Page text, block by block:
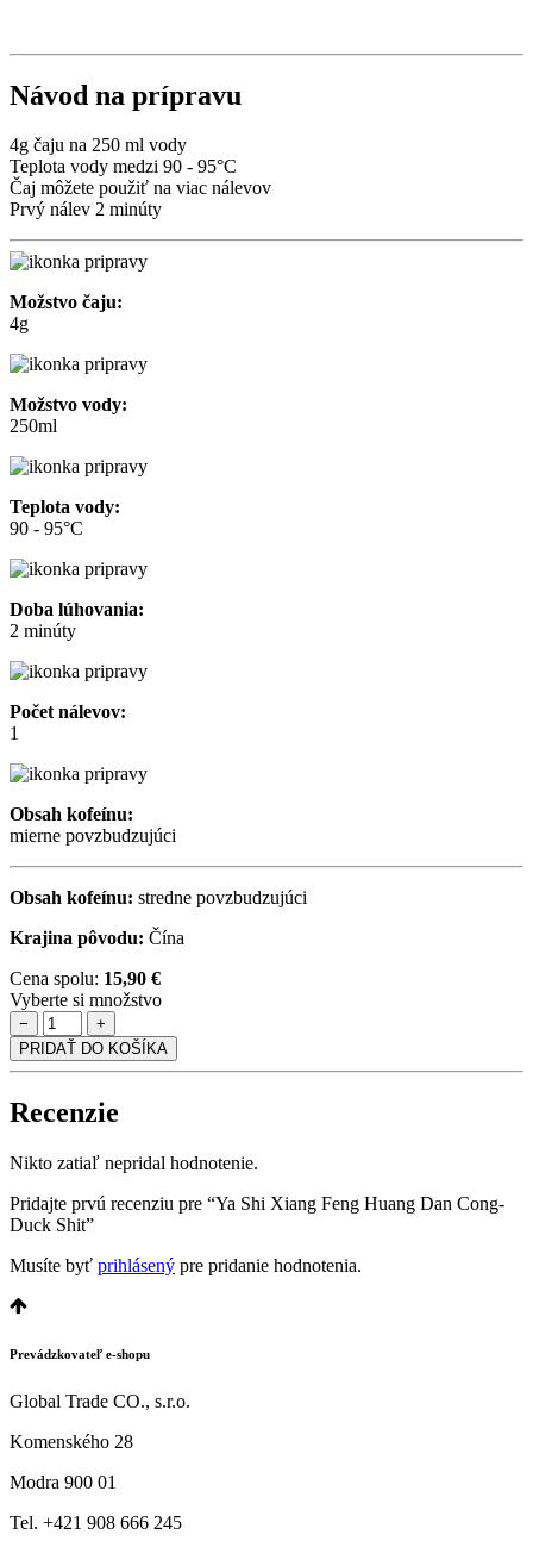
Návod na prípravu
4g čaju na 250 ml vody
Teplota vody medzi 90 - 95°C
Čaj môžete použiť na viac nálevov
Prvý nálev 2 minúty
Možstvo čaju:
4g
Možstvo vody:
250ml
Teplota vody:
90 - 95°C
Doba lúhovania:
2 minúty
Počet nálevov:
1
Obsah kofeínu:
mierne povzbudzujúci
Obsah kofeínu: stredne povzbudzujúci
Krajina pôvodu: Čína
Cena spolu: 15,90 €
Vyberte si množstvo
−
+
PRIDAŤ DO KOŠÍKA
Recenzie
Nikto zatiaľ nepridal hodnotenie.
Pridajte prvú recenziu pre “Ya Shi Xiang Feng Huang Dan Cong-
Duck Shit”
Musíte byť prihlásený pre pridanie hodnotenia.
Prevádzkovateľ e-shopu
Global Trade CO., s.r.o.
Komenského 28
Modra 900 01
Tel. +421 908 666 245